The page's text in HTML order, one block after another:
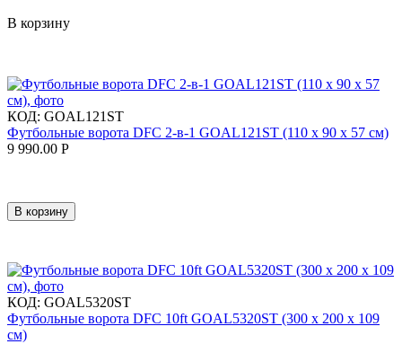
В корзину
КОД: GOAL121ST
Футбольные ворота DFC 2-в-1 GOAL121ST (110 x 90 x 57 см)
9 990.00 Р
В корзину
КОД: GOAL5320ST
Футбольные ворота DFC 10ft GOAL5320ST (300 x 200 x 109
см)